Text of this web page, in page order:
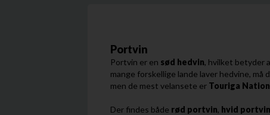
Portvin
Portvin er en sød hedvin, hvilket betyder
mange forskellige lande laver hedvine,
men de mest velansete er Touriga
Der findes både rød portvin, hvid portvin